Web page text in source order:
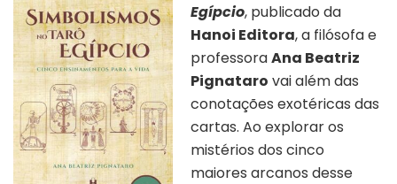
Egípcio, publicado da
Hanoi Editora, a filósofa e
professoraAna Beatriz
Pignataro vai além das
conotações exotéricas das
cartas. Ao explorar os
mistérios dos cinco
maiores arcanos desse